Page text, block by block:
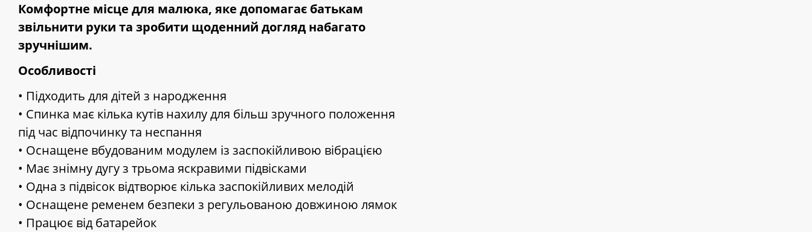
Комфортне місце для малюка, яке допомагає батькам
звільнити руки та зробити щоденний догляд набагато
зручнішим.
Особливості
• Підходить для дітей з народження
• Спинка має кілька кутів нахилу для більш зручного положення
під час відпочинку та неспання
• Оснащене вбудованим модулем із заспокійливою вібрацією
• Має знімну дугу з трьома яскравими підвісками
• Одна з підвісок відтворює кілька заспокійливих мелодій
• Оснащене ременем безпеки з регульованою довжиною лямок
• Працює від батарейок